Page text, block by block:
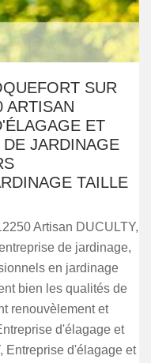
SUR
ARTISAN
ET
JARDINAGE
TAILLE
Artisan DUCULTY,
de jardinage,
en jardinage
bien les qualités de
renouvèlement et
d'élagage et
Entreprise d'élagage et